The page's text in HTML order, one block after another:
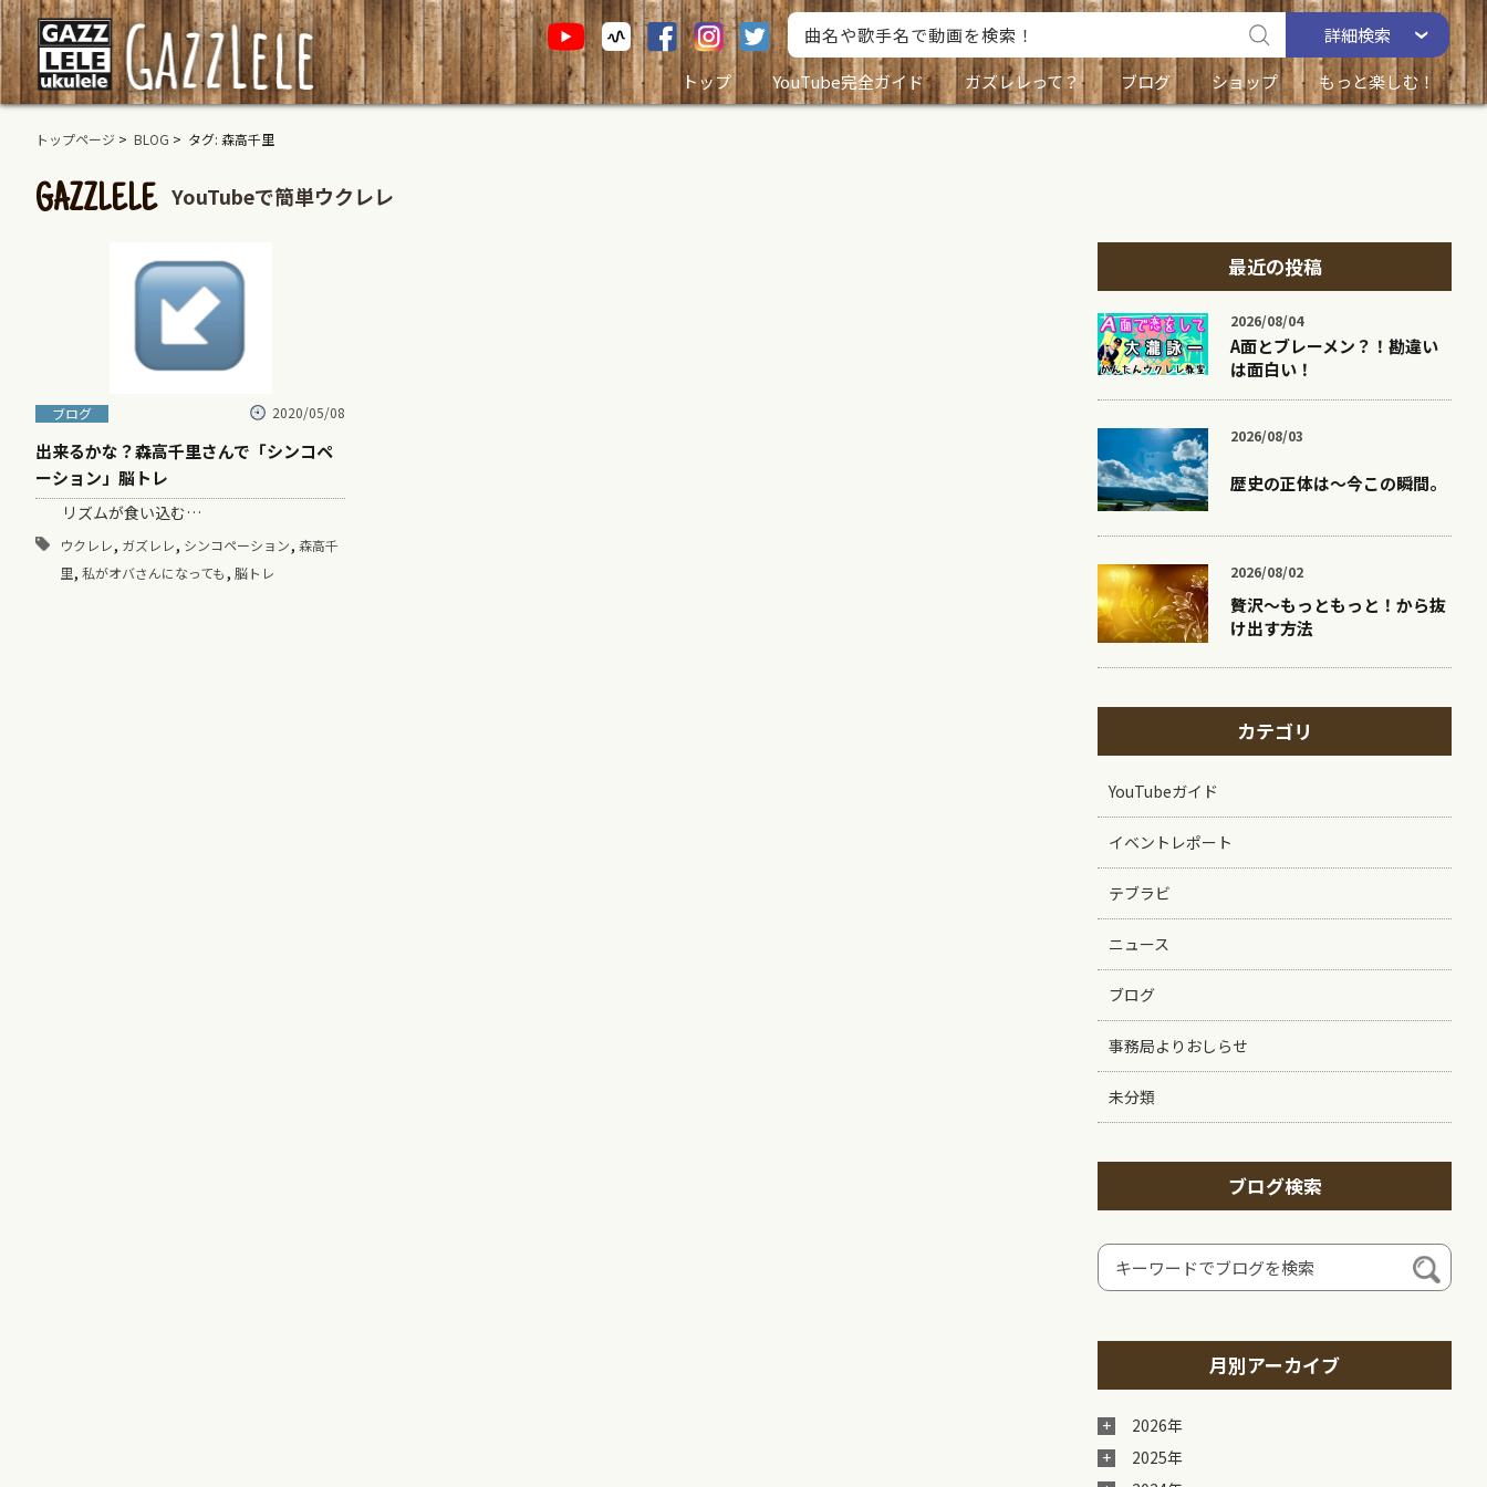
詳細検索
トップ
YouTube完全ガイド ガズレレって？ ブログ ショップ もっと楽しむ！
トップページ > BLOG > タグ: 森高千里
GAZZLELE YouTubeで簡単ウクレレ
ブログ 2020/05/08
出来るかな？森高千里さんで「シンコペ
ーション」脳トレ
リズムが食い込む…
ウクレレ, ガズレレ, シンコペーション, 森高千
里, 私がオバさんになっても , 脳トレ
最近の投稿
2026/08/04
A面とブレーメン？！勘違い
は面白い！
2026/08/03
歴史の正体は〜今この瞬間。
2026/08/02
贅沢〜もっともっと！から抜
け出す方法
カテゴリ
YouTubeガイド
イベントレポート
テブラビ
ニュース
ブログ
事務局よりおしらせ
未分類
ブログ検索
月別アーカイブ
2026年
2025年